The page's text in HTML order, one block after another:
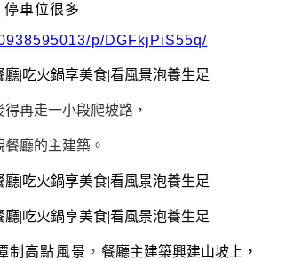
車位很多
p/DGFkjPiS55q/
再走一小段爬坡路，
廳的主建築。
制高點風景 ， 餐廳主建築興建山坡上，